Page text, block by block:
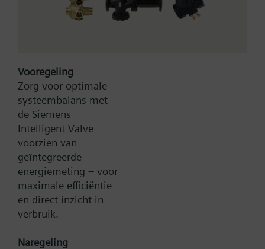
voor QAE22, FT-T1K1
Bruto Prijs
Type:
Artikel-Nr.:
Garantie:
Productgroep:
Vooregeling
Zorg voor optimale
systeembalans met
de Siemens
Intelligent Valve
voorzien van
geïntegreerde
energiemeting – voor
maximale efficiëntie
en direct inzicht in
verbruik.
Naregeling